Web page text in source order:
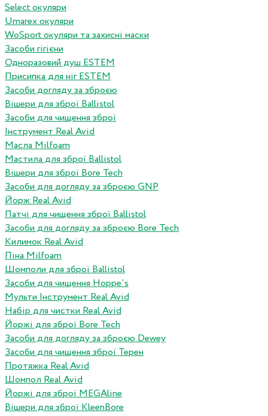
Select окуляри
Umarex окуляри
WoSport окуляри та захисні маски
Засоби гігієни
Одноразовий душ ESTEM
Присипка для ніг ESTEM
Засоби догляду за зброєю
Вішери для зброї Ballistol
Засоби для чищення зброї
Інструмент Real Avid
Масла Milfoam
Мастила для зброї Ballistol
Вішери для зброї Bore Tech
Засоби для догляду за зброєю GNP
Йорж Real Avid
Патчі для чищення зброї Ballistol
Засоби для догляду за зброєю Bore Tech
Килимок Real Avid
Піна Milfoam
Шомполи для зброї Ballistol
Засоби для чищення Hoppe`s
Мульти Інструмент Real Avid
Набір для чистки Real Avid
Йоржі для зброї Bore Tech
Засоби для догляду за зброєю Dewey
Засоби для чищення зброї Терен
Протяжка Real Avid
Шомпол Real Avid
Йоржі для зброї MEGAline
Вішери для зброї KleenBore